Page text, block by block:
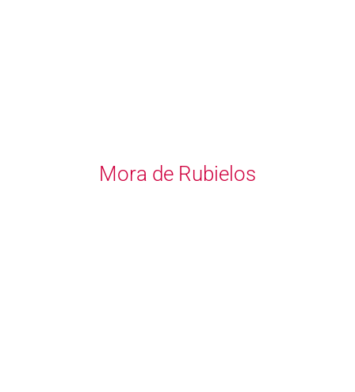
Mora de Rubielos